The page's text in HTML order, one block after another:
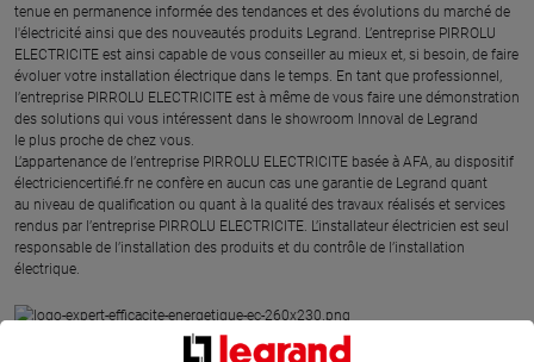
tenue en permanence informée des tendances et des évolutions du marché de
l'électricité ainsi que des nouveautés produits Legrand. L’entreprise PIRROLU
ELECTRICITE est ainsi capable de vous conseiller au mieux et, si besoin, de faire
évoluer votre installation électrique dans le temps. En tant que professionnel,
l’entreprise PIRROLU ELECTRICITE est à même de vous faire une démonstration
des solutions qui vous intéressent dans le showroom Innoval de Legrand
le plus proche de chez vous.​
L’appartenance de l’entreprise PIRROLU ELECTRICITE basée à AFA, au dispositif
électriciencertifié.fr ne confère en aucun cas une garantie de Legrand quant
au niveau de qualification ou quant à la qualité des travaux réalisés et services
rendus par l’entreprise PIRROLU ELECTRICITE. L’installateur électricien est seul
responsable de l’installation des produits et du contrôle de l’installation
électrique.
UN EXPERT EN EFFICACITÉ ÉNERGÉTIQUE